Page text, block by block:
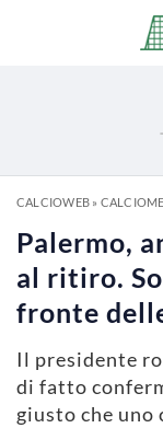
CALCIOWEB»
Palermo,
al ritiro.
fronte
Il presidente
di fatto
giusto che uno